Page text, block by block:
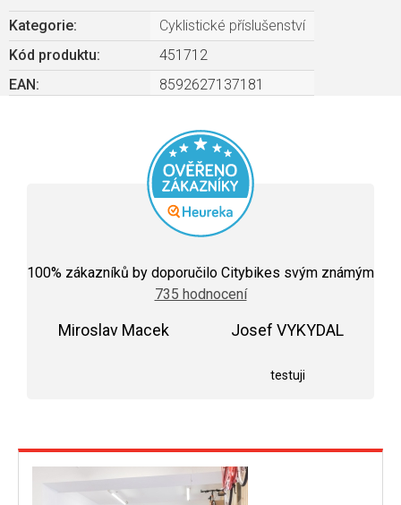
Kategorie:
Cyklistické příslušenství
Kód produktu:
451712
EAN : 8592627137181
hodnocení
obchodu
je
100% zákazníků by doporučilo Citybikes svým známým
735 hodnocení
Miroslav Macek Josef VYKYDAL
testuji